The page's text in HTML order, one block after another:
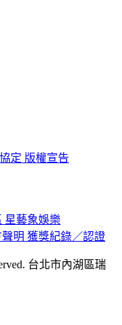
定 版權宣告
星藝象娛樂
明 獲獎紀錄／認證
台北市內湖區瑞